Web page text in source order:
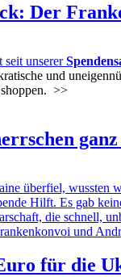
Der
unserer
und
>>
ganz
überfiel, wussten
Hilft. Es gab
die schnell,
für die